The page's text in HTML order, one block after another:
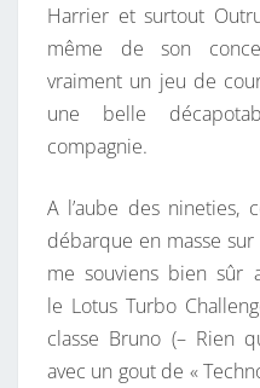
Harrier et surtout
même de son
vraiment un jeu de
une belle
compagnie.
A l’aube des nineties,
débarque en masse
me souviens bien sûr
le Lotus Turbo
classe Bruno (– Rien
avec un gout de «